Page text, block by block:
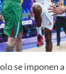
se imponen